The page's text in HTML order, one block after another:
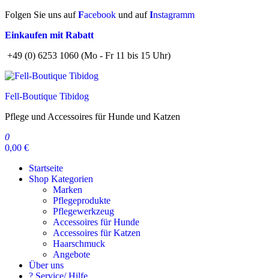
Zum
springen
Folgen Sie uns aufFacebook und aufInstagramm
Einkaufen mit Rabatt
+49 (0) 6253 1060 (Mo - Fr 11 bis 15 Uhr)
Fell-Boutique Tibidog
Pflege und Accessoires für Hunde und Katzen
0
0,00 €
Startseite
Shop Kategorien
Marken
Pflegeprodukte
Pflegewerkzeug
Accessoires für Hunde
Accessoires für Katzen
Haarschmuck
Angebote
Über uns
? Service/ Hilfe